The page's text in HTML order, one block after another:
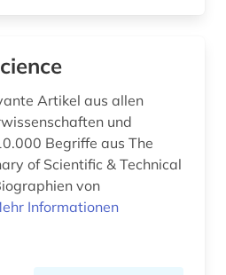
Artikel aus allen
und
Begriffe aus The
of Scientific & Technical
von
Informationen